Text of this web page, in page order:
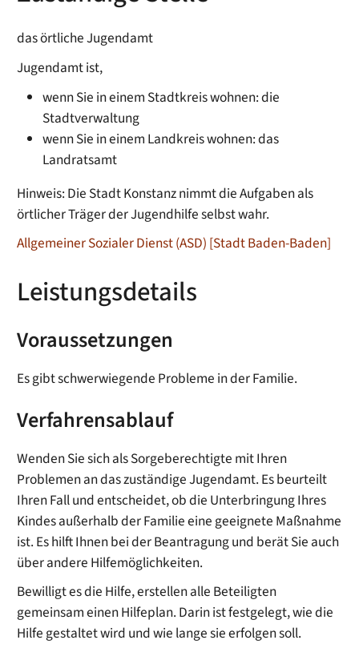
das örtliche Jugendamt
Jugendamt ist,
wenn Sie in einem Stadtkreis wohnen: die
Stadtverwaltung
wenn Sie in einem Landkreis wohnen: das
Landratsamt
Hinweis: Die Stadt Konstanz nimmt die Aufgaben als
örtlicher Träger der Jugendhilfe selbst wahr.
Allgemeiner Sozialer Dienst (ASD) [Stadt Baden-Baden]
Leistungsdetails
Voraussetzungen
Es gibt schwerwiegende Probleme in der Familie.
Verfahrensablauf
Wenden Sie sich als Sorgeberechtigte mit Ihren
Problemen an das zuständige Jugendamt. Es beurteilt
Ihren Fall und entscheidet, ob die Unterbringung Ihres
Kindes außerhalb der Familie eine geeignete Maßnahme
ist. Es hilft Ihnen bei der Beantragung und berät Sie auch
über andere Hilfemöglichkeiten.
Bewilligt es die Hilfe, erstellen alle Beteiligten
gemeinsam einen Hilfeplan. Darin ist festgelegt, wie die
Hilfe gestaltet wird und wie lange sie erfolgen soll.